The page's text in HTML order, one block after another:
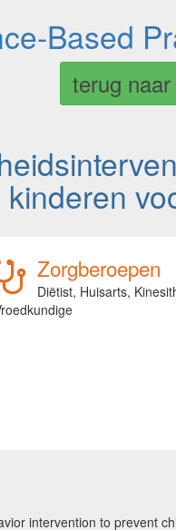
Based
terug
kinderen
Zorgberoepen
Diëtist, Huisarts,
intervention to prevent